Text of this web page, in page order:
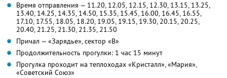
Время отправления — 11.20, 12.05, 12.15, 12.30, 13.15, 13.25,
13.40, 14.25, 14.35, 14.50, 15.35, 15.45, 16.00, 16.45, 16.55,
17.10, 17.55, 18.05, 18.20, 19.05, 19.15, 19.30, 20.15, 20.25,
20.40, 21.25, 21.30, 21.35, 21.50
Причал — «Зарядье», сектор «В»
Продолжительность прогулки: 1 час 15 минут
Прогулка проходит на теплоходах «Кристалл», «Мария»,
«Советский Союз»